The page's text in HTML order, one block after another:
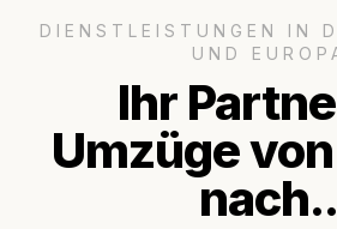
DIENSTLEISTUNGEN IN
UND
Ihr
Umzüge
nach..